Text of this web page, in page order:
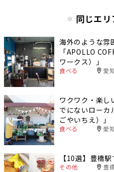
同じエ
海外のような雰
「APOLLO
ワークス）」
食べる 愛
ワクワク・楽し
でにないローカ
ごやいちえ）」
食べる 愛
【10選】豊橋
その他 豊